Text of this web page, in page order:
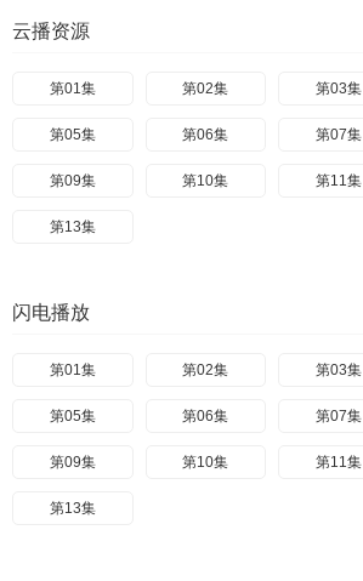
云播资源
第01集 第02集 第03集
第05集 第06集 第07集
第09集 第10集 第11集
第13集
闪电播放
第01集 第02集 第03集
第05集 第06集 第07集
第09集 第10集 第11集
第13集